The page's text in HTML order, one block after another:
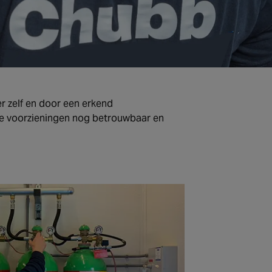
zelf en door een erkend
voorzieningen nog betrouwbaar en